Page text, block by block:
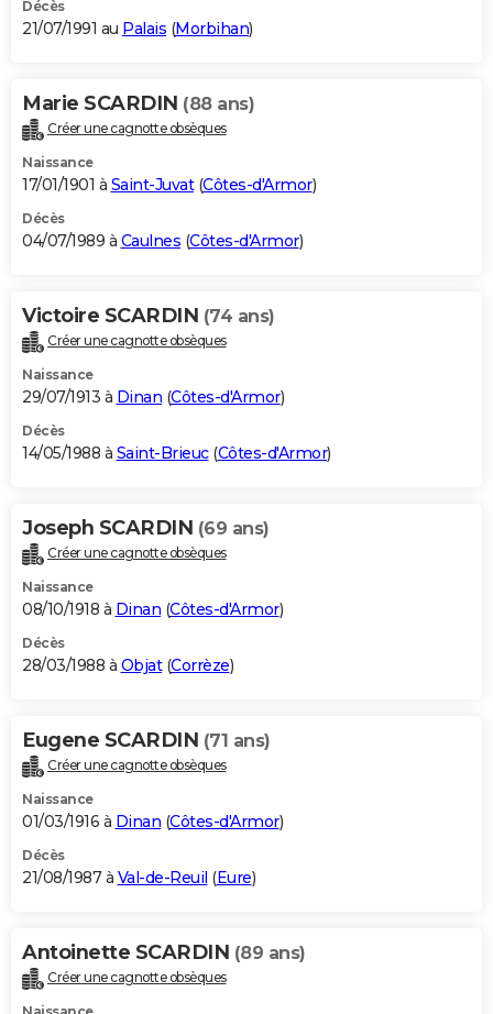
Décès
21/07/1991 au Palais (Morbihan)
Marie SCARDIN (88 ans)
Créer une cagnotte obsèques
Naissance
17/01/1901 à Saint-Juvat(Côtes-d'Armor)
Décès
04/07/1989 à Caulnes (Côtes-d'Armor)
Victoire SCARDIN (74 ans)
Créer une cagnotte obsèques
Naissance
29/07/1913 à Dinan (Côtes-d'Armor)
Décès
14/05/1988 à Saint-Brieuc(Côtes-d'Armor)
Joseph SCARDIN (69 ans)
Créer une cagnotte obsèques
Naissance
08/10/1918 à Dinan (Côtes-d'Armor)
Décès
28/03/1988 à Objat(Corrèze)
Eugene SCARDIN (71 ans)
Créer une cagnotte obsèques
Naissance
01/03/1916 à Dinan (Côtes-d'Armor)
Décès
21/08/1987 à Val-de-Reuil (Eure)
Antoinette SCARDIN (89 ans)
Créer une cagnotte obsèques